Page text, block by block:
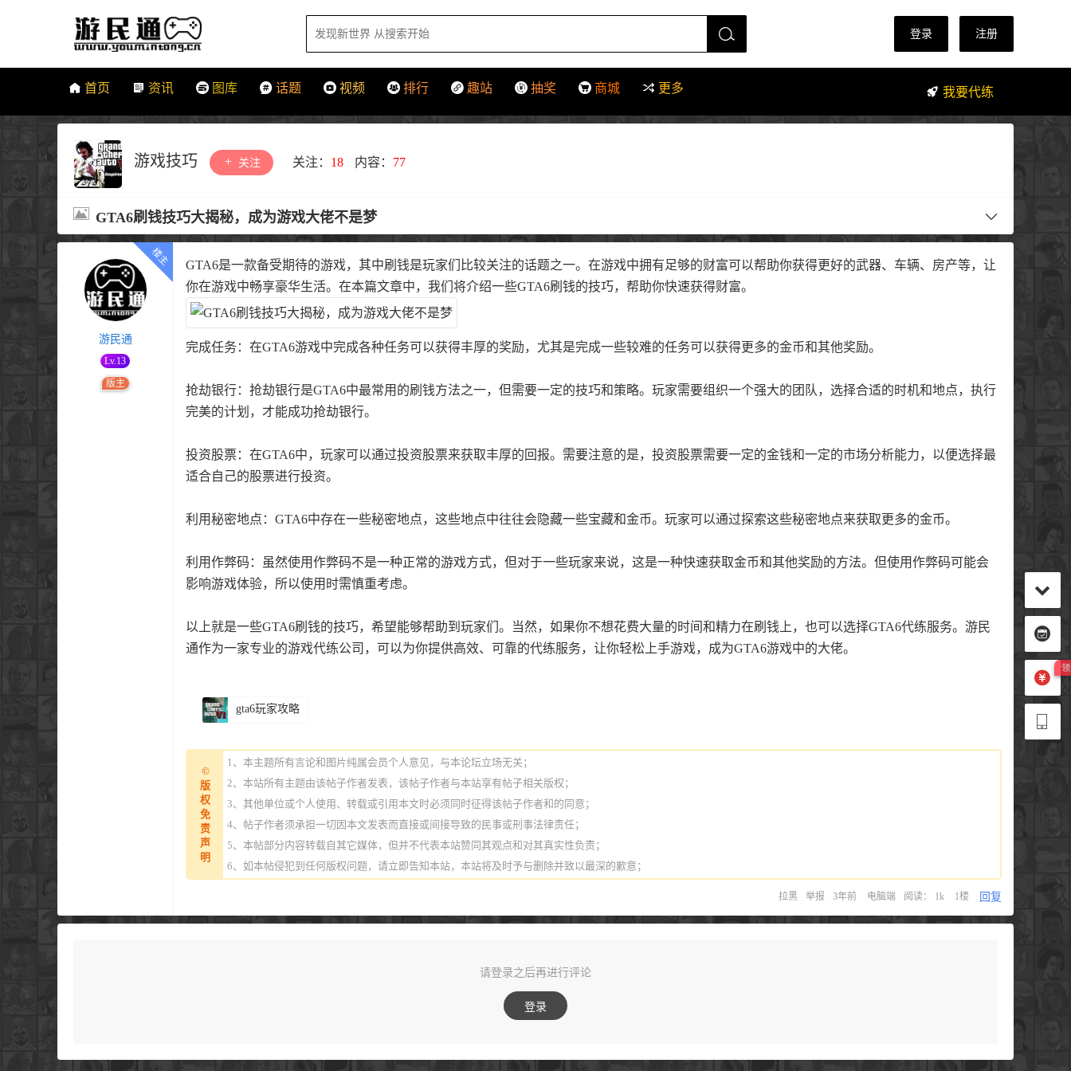
登录 注册
首页 资讯 图库 话题 视频 排行 趣站 抽奖 商城 更多 我要代练
游戏技巧 关注 关注： 18 内容： 77
GTA6刷钱技巧大揭秘，成为游戏大佬不是梦
游民通
Lv.13
版主
GTA6是一款备受期待的游戏，其中刷钱是玩家们比较关注的话题之一。在游戏中拥有足够的财富可以帮助你获得更好的武器、车辆、房产等，让
你在游戏中畅享豪华生活。在本篇文章中，我们将介绍一些GTA6刷钱的技巧，帮助你快速获得财富。
完成任务：在GTA6游戏中完成各种任务可以获得丰厚的奖励，尤其是完成一些较难的任务可以获得更多的金币和其他奖励。
抢劫银行：抢劫银行是GTA6中最常用的刷钱方法之一，但需要一定的技巧和策略。玩家需要组织一个强大的团队，选择合适的时机和地点，执行
完美的计划，才能成功抢劫银行。
投资股票：在GTA6中，玩家可以通过投资股票来获取丰厚的回报。需要注意的是，投资股票需要一定的金钱和一定的市场分析能力，以便选择最
适合自己的股票进行投资。
利用秘密地点：GTA6中存在一些秘密地点，这些地点中往往会隐藏一些宝藏和金币。玩家可以通过探索这些秘密地点来获取更多的金币。
利用作弊码：虽然使用作弊码不是一种正常的游戏方式，但对于一些玩家来说，这是一种快速获取金币和其他奖励的方法。但使用作弊码可能会
影响游戏体验，所以使用时需慎重考虑。
以上就是一些GTA6刷钱的技巧，希望能够帮助到玩家们。当然，如果你不想花费大量的时间和精力在刷钱上，也可以选择GTA6代练服务。游民
通作为一家专业的游戏代练公司，可以为你提供高效、可靠的代练服务，让你轻松上手游戏，成为GTA6游戏中的大佬。
gta6玩家攻略
©
版
权
免
责
声
明
1、本主题所有言论和图片纯属会员个人意见，与本论坛立场无关；
2、本站所有主题由该帖子作者发表，该帖子作者与本站享有帖子相关版权；
3、其他单位或个人使用、转载或引用本文时必须同时征得该帖子作者和的同意；
4、帖子作者须承担一切因本文发表而直接或间接导致的民事或刑事法律责任；
5、本帖部分内容转载自其它媒体，但并不代表本站赞同其观点和对其真实性负责；
6、如本帖侵犯到任何版权问题，请立即告知本站，本站将及时予与删除并致以最深的歉意；
拉黑 举报 3年前 电脑端 阅读： 1k 1楼 回复
请登录之后再进行评论
登录